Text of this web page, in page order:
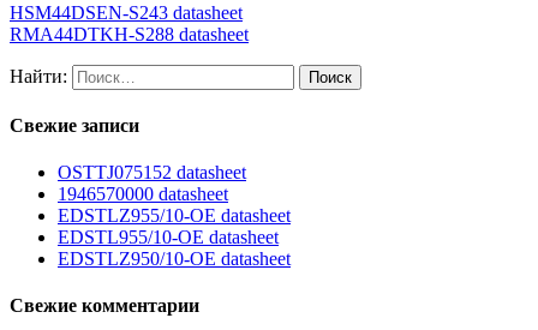
HSM44DSEN-S243 datasheet
RMA44DTKH-S288 datasheet
Найти:
Свежие записи
OSTTJ075152 datasheet
1946570000 datasheet
EDSTLZ955/10-OE datasheet
EDSTL955/10-OE datasheet
EDSTLZ950/10-OE datasheet
Свежие комментарии